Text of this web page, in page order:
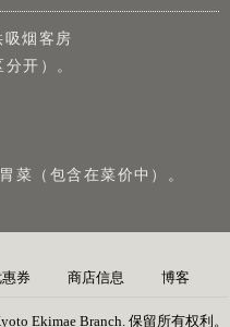
吸烟客房
开）。
菜（包含在菜价中）。
券 商店信息 博客
Ekimae Branch. 保留所有权利。